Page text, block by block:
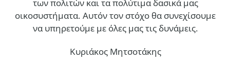
των πολιτών και τα πολύτιμα δασικά μας
οικοσυστήματα. Αυτόν τον στόχο θα συνεχίσουμε
να υπηρετούμε με όλες μας τις δυνάμεις.
Κυριάκος Μητσοτάκης